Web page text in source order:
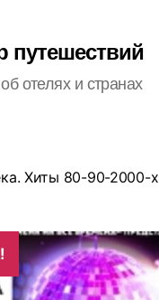
путешествий
отелях и странах
Хиты 80-90-2000-х